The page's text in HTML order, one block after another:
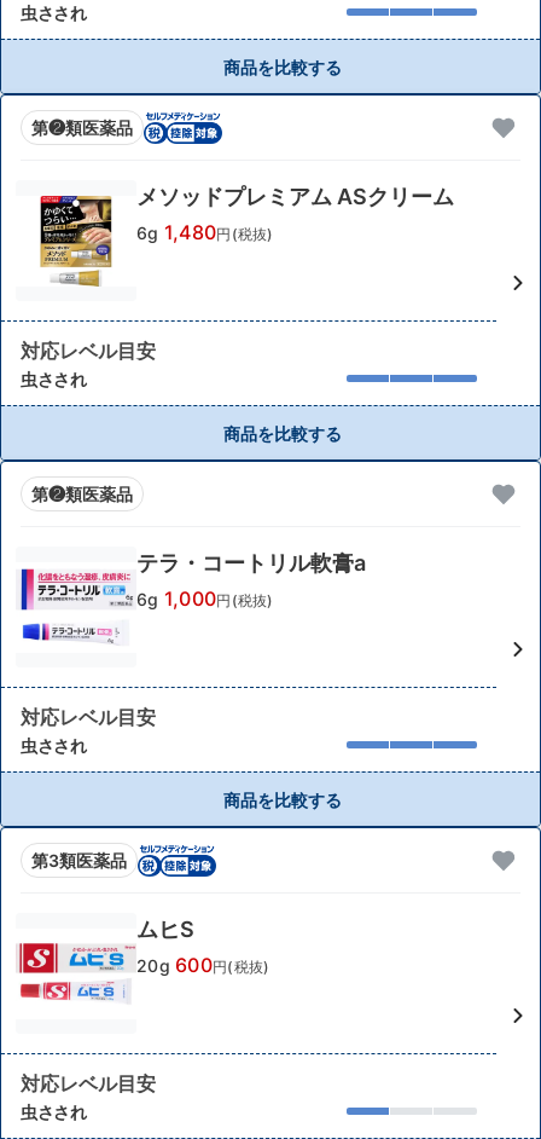
虫さされ
商品を比較する
第❷類医薬品
メソッドプレミアム ASクリーム
6g 1,480円(税抜)
対応レベル目安
虫さされ
商品を比較する
第❷類医薬品
テラ・コートリル軟膏a
6g 1,000円(税抜)
対応レベル目安
虫さされ
商品を比較する
第3類医薬品
ムヒS
20g 600円(税抜)
対応レベル目安
虫さされ